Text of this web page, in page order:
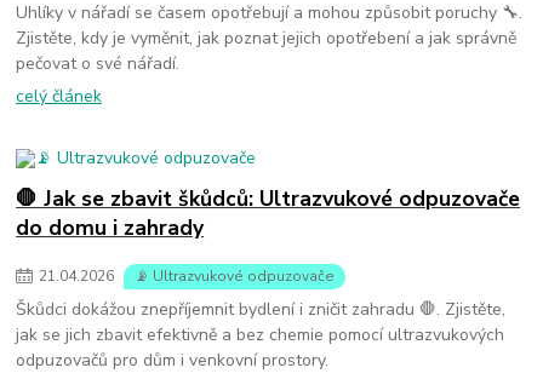
Uhlíky v nářadí se časem opotřebují a mohou způsobit poruchy 🔧.
Zjistěte, kdy je vyměnit, jak poznat jejich opotřebení a jak správně
pečovat o své nářadí.
celý článek
🛑 Jak se zbavit škůdců: Ultrazvukové odpuzovače
do domu i zahrady
21.04.2026 📡 Ultrazvukové odpuzovače
Škůdci dokážou znepříjemnit bydlení i zničit zahradu 🛑. Zjistěte,
jak se jich zbavit efektivně a bez chemie pomocí ultrazvukových
odpuzovačů pro dům i venkovní prostory.